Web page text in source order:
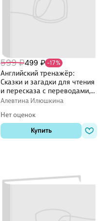
599 ₽499 ₽ -17%
Английский тренажёр:
Сказки и загадки для чтения
и пересказа с переводами,
заданиями к текстам и
Алевтина Илюшкина
Нет оценок
Купить